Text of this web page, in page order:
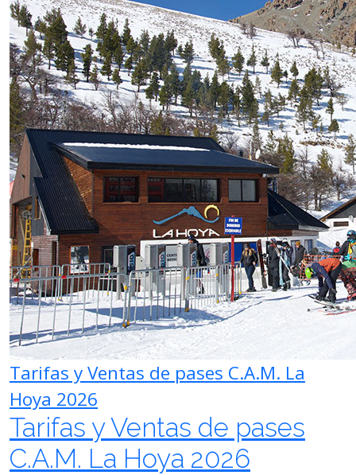
Tarifas y Ventas de pases C.A.M. La
Hoya 2026
Tarifas y Ventas de pases
C.A.M. La Hoya 2026